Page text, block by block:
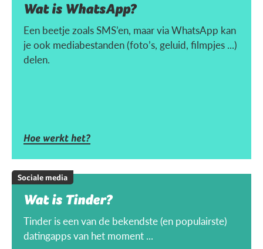
Wat is WhatsApp?
Een beetje zoals SMS’en, maar via WhatsApp kan
je ook mediabestanden (foto’s, geluid, filmpjes ...)
delen.
Hoe werkt het?
Sociale media
Wat is Tinder?
Tinder is een van de bekendste (en populairste)
datingapps van het moment ...